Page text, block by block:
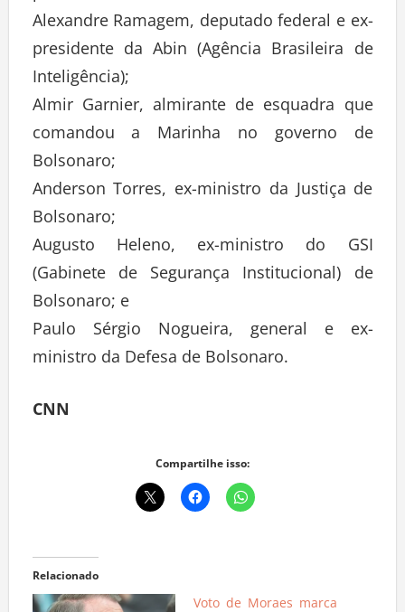
Alexandre Ramagem, deputado federal e ex-
presidente da Abin (Agência Brasileira de
Inteligência);
Almir Garnier, almirante de esquadra que
comandou a Marinha no governo de
Bolsonaro;
Anderson Torres, ex-ministro da Justiça de
Bolsonaro;
Augusto Heleno, ex-ministro do GSI
(Gabinete de Segurança Institucional) de
Bolsonaro; e
Paulo Sérgio Nogueira, general e ex-
ministro da Defesa de Bolsonaro.
CNN
Compartilhe isso:
Relacionado
Voto de Moraes marca